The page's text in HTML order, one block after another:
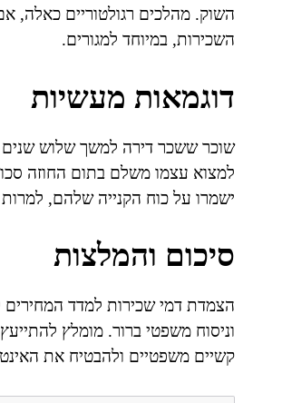
השוק. מהלכים רגולטוריים כאלה,
השכירות, במיוחד למגורים.
דוגמאות מעשיות
למצוא עצמו משלם בתום החוזה
ישמרו על כוח הקנייה שלהם,
סיכום והמלצות
הצמדת דמי שכירות למדד המחירים
וניסוח משפטי ברור. מומלץ
קשיים משפטיים ולהבטיח את